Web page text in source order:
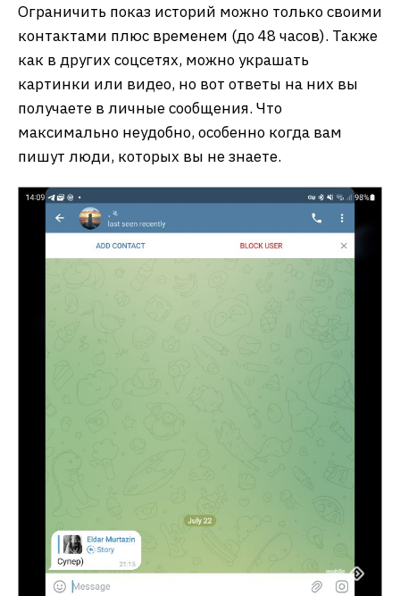
Ограничить показ историй можно только своими
контактами плюс временем (до 48 часов). Также
как в других соцсетях, можно украшать
картинки или видео, но вот ответы на них вы
получаете в личные сообщения. Что
максимально неудобно, особенно когда вам
пишут люди, которых вы не знаете.